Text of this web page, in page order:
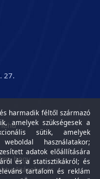
27.
hogy
és
harmadik féltől származó
amelyek szükségesek a
sütik, amelyek
használatakor;
adatok előállítására
és a statisztikákról; és
tartalom és reklám